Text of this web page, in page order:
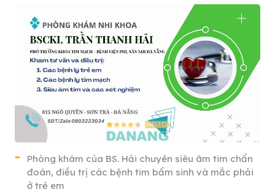
Phòng khám của BS. Hải chuyên siêu âm tim chẩn
đoán, điều trị các bệnh tim bẩm sinh và mắc phải
ở trẻ em